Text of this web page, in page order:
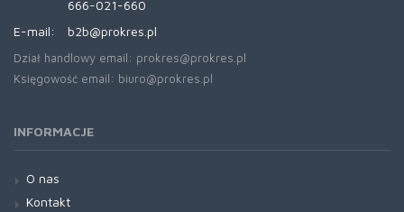
666-021-660
E-mail:
b2b@prokres.pl
Dział handlowy email: prokres@prokres.pl
Księgowość email: biuro@prokres.pl
INFORMACJE
O nas
Kontakt